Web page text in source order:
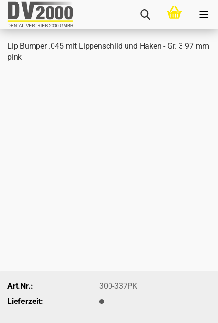
Lip Bum­per .045 mit Lip­pen­schild und Haken - Gr. 3 97 mm
pink
Art.Nr.:
300-337PK
Lieferzeit: